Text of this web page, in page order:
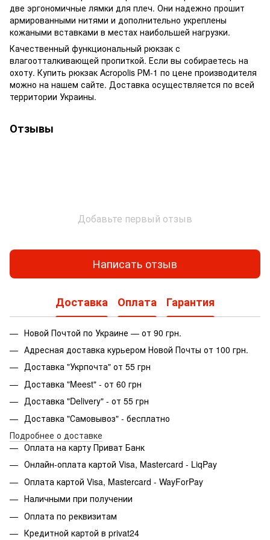
две эргономичные лямки для плеч. Они надежно прошит
армированными нитями и дополнительно укреплены
кожаными вставками в местах наибольшей нагрузки.
Качественный функциональный рюкзак с
влагоотталкивающей пропиткой. Если вы собираетесь на
охоту. Купить рюкзак Acropolis РМ-1 по цене производителя
можно на нашем сайте. Доставка осуществляется по всей
территории Украины.
Отзывы
Добавьте первый отзыв
Написать отзыв
Доставка Оплата Гарантия
Новой Почтой по Украине — от 90 грн.
Адресная доставка курьером Новой Почты от 100 грн.
Доставка "Укрпочта" от 55 грн
Доставка "Meest" - от 60 грн
Доставка "Delivery" - от 55 грн
Доставка "Самовывоз" - бесплатно
Подробнее о доставке
Оплата на карту Приват Банк
Онлайн-оплата картой Visa, Mastercard - LiqPay
Оплата картой Visa, Mastercard - WayForPay
Наличными при получении
Оплата по реквизитам
Кредитной картой в privat24